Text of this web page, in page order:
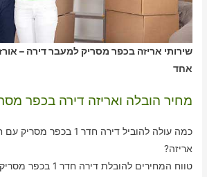
שירותי אריזה בכפר מסריק למעבר דירה –
אחד
מחיר הובלה ואריזה דירה בכפר
כמה עולה להוביל דירה חדר 1
אריזה?
טווח המחירים להובלת דירה חדר 1 בכפר מסריק – בין 380-770 ש"ח